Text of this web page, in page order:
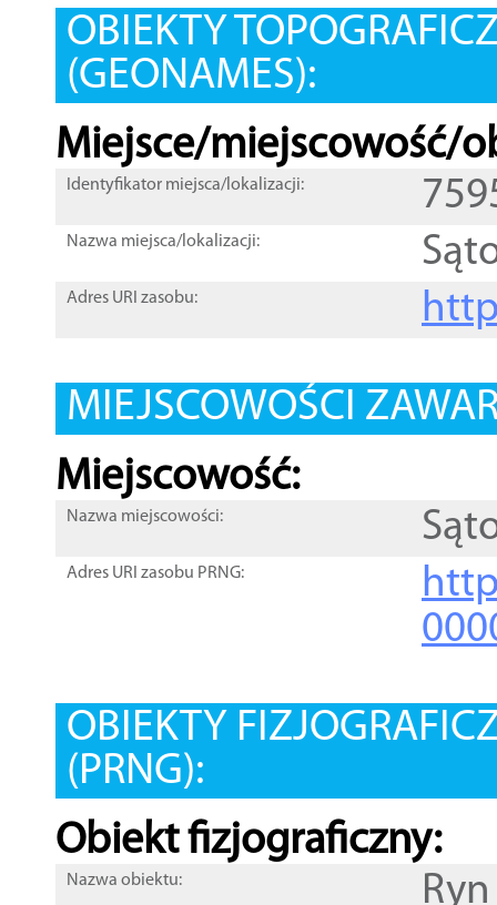
OBIEKTY
(GEONAMES):
Miejsce/miejscowość/
Identyfikator miejsca/lokalizacji:
Nazwa miejsca/lokalizacji:
Adres URI zasobu:
MIEJSCOWOŚCI
Miejscowość:
Nazwa miejscowości:
Adres URI zasobu PRNG:
OBIEKTY
(PRNG):
Obiekt fizjograficzny:
Nazwa obiektu: Ryn